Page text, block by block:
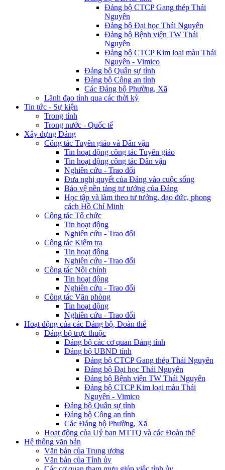
Đảng bộ CTCP Gang thép Thái
Nguyên
Đảng bộ Đại học Thái Nguyên
Đảng bộ Bệnh viện TW Thái
Nguyên
Đảng bộ CTCP Kim loại màu Thái
Nguyên - Vimico
Đảng bộ Quân sự tỉnh
Đảng bộ Công an tỉnh
Các Đảng bộ Phường, Xã
Lãnh đạo tỉnh qua các thời kỳ
Tin tức - Sự kiện
Trong tỉnh
Trong nước - Quốc tế
Xây dựng Đảng
Công tác Tuyên giáo và Dân vận
Tin hoạt động công tác Tuyên giáo
Tin hoạt động công tác Dân vận
Nghiên cứu - Trao đổi
Đưa nghị quyết của Đảng vào cuộc sống
Bảo vệ nền tảng tư tưởng của Đảng
Học tập và làm theo tư tưởng, đạo đức, phong
cách Hồ Chí Minh
Công tác Tổ chức
Tin hoạt động
Nghiên cứu - Trao đổi
Công tác Kiểm tra
Tin hoạt động
Nghiên cứu - Trao đổi
Công tác Nội chính
Tin hoạt động
Nghiên cứu - Trao đổi
Công tác Văn phòng
Tin hoạt động
Nghiên cứu - Trao đổi
Hoạt động của các Đảng bộ, Đoàn thể
Đảng bộ trực thuộc
Đảng bộ các cơ quan Đảng tỉnh
Đảng bộ UBND tỉnh
Đảng bộ CTCP Gang thép Thái Nguyên
Đảng bộ Đại học Thái Nguyên
Đảng bộ Bệnh viện TW Thái Nguyên
Đảng bộ CTCP Kim loại màu Thái
Nguyên - Vimico
Đảng bộ Quân sự tỉnh
Đảng bộ Công an tỉnh
Các Đảng bộ Phường, Xã
Hoạt động của Uỷ ban MTTQ và các Đoàn thể
Hệ thống văn bản
Văn bản của Trung ương
Văn bản của Tỉnh ủy